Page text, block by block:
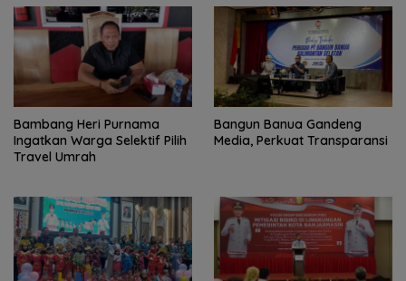
Bambang Heri Purnama
Ingatkan Warga Selektif Pilih
Travel Umrah
Bangun Banua Gandeng
Media, Perkuat Transparansi